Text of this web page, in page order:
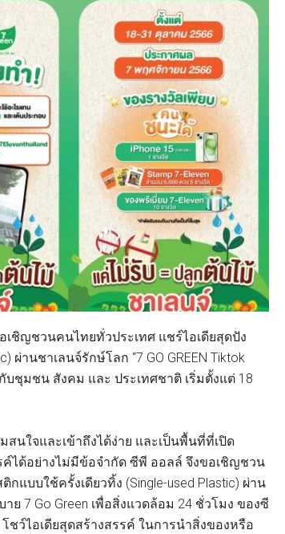
เชิญชวนคนไทยทั่วประเทศ แชร์ไอเดียสุดปัง
ผ่านชาเลนจ์รักษ์โลก “7 GO GREEN Tiktok
บชุมชน สังคม และ ประเทศชาติ เริ่มตั้งแต่ 18
นใจและเข้าถึงได้ง่าย และเป็นพื้นที่ที่เปิด
ได้อย่างไม่มีข้อจำกัด ซีพี ออลล์ จึงขอเชิญชวน
แบบใช้ครั้งเดียวทิ้ง (Single-used Plastic) ผ่าน
าย 7 Go Green เพื่อสิ่งแวดล้อม 24 ชั่วโมง ของซี
ว์ไอเดียสุดสร้างสรรค์ ในการนำสิ่งของหรือ